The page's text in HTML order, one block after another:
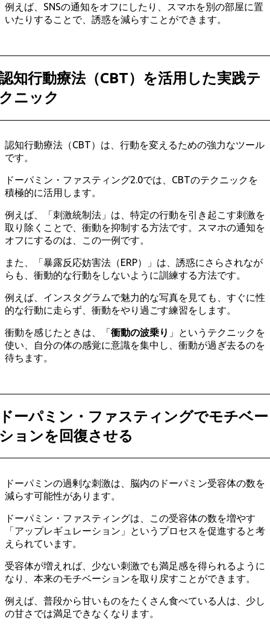
例えば、SNSの通知をオフにしたり、スマホを別の部屋に置
いたりすることで、誘惑を減らすことができます。
知行動療法（CBT）を活用した実践テ
ニック
認知行動療法（CBT）は、行動を変えるための強力なツール
です。
ドーパミン・ファスティング2.0では、CBTのテクニックを
積極的に活用します。
例えば、「刺激統制法」は、特定の行動を引き起こす刺激を
取り除くことで、衝動を抑制する方法です。スマホの通知を
オフにするのは、この一例です。
また、「暴露反応妨害法（ERP）」は、誘惑にさらされなが
らも、衝動的な行動をしないように訓練する方法です。
例えば、インスタグラムで魅力的な写真を見ても、すぐに性
的な行動に走らず、衝動をやり過ごす練習をします。
衝動を感じたときは、「衝動の波乗り 」というテクニックを
使い、自分の体の感覚に意識を集中し、衝動が過ぎ去るのを
待ちます。
ーパミン・ファスティングでモチベー
ョンを回復させる
ドーパミンの過剰な刺激は、脳内のドーパミン受容体の数を
減らす可能性があります。
ドーパミン・ファスティングは、この受容体の数を増やす
「アップレギュレーション」というプロセスを促進すると考
えられています。
受容体が増えれば、少ない刺激でも満足感を得られるように
なり、本来のモチベーションを取り戻すことができます。
例えば、普段から甘いものをたくさん食べている人は、少し
の甘さでは満足できなくなります。